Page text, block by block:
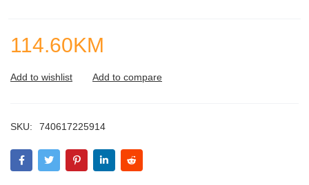
114.60KM
SKU: 740617225914